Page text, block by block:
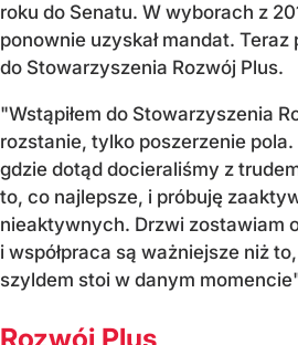
roku do Senatu. W wyborach z
ponownie uzyskał mandat. Teraz
do Stowarzyszenia Rozwój Plus.
"Wstąpiłem do Stowarzyszenia
rozstanie, tylko poszerzenie
gdzie dotąd docieraliśmy z
to, co najlepsze, i próbuję
nieaktywnych. Drzwi zostawiam
i współpraca są ważniejsze niż
szyldem stoi w danym
Rozwój Plus